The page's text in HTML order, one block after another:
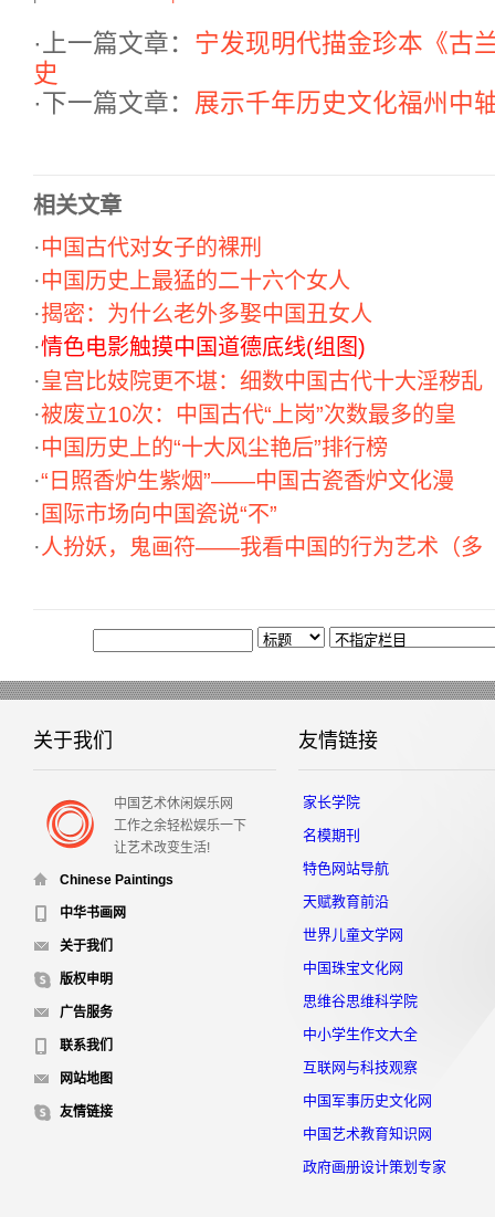
·上一篇文章： 宁发现明代描金珍本《古
史
·下一篇文章： 展示千年历史文化福州中
相关文章
·中国古代对女子的裸刑
·中国历史上最猛的二十六个女人
·揭密：为什么老外多娶中国丑女人
·情色电影触摸中国道德底线(组图)
·皇宫比妓院更不堪：细数中国古代十大淫秽乱
·被废立10次：中国古代“上岗”次数最多的皇
·中国历史上的“十大风尘艳后”排行榜
·“日照香炉生紫烟”——中国古瓷香炉文化漫
· 国际市场向中国瓷说“不”
·人扮妖，鬼画符——我看中国的行为艺术（多
关于我们
中国艺术休闲娱乐网
工作之余轻松娱乐一下
让艺术改变生活!
Chinese Paintings
中华书画网
关于我们
版权申明
广告服务
联系我们
网站地图
友情链接
友情链接
家长学院
名模期刊
特色网站导航
天赋教育前沿
世界儿童文学网
中国珠宝文化网
思维谷思维科学院
中小学生作文大全
互联网与科技观察
中国军事历史文化网
中国艺术教育知识网
政府画册设计策划专家